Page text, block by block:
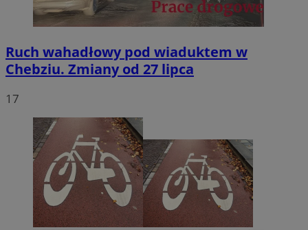
Ruch wahadłowy pod wiaduktem w
Chebziu. Zmiany od 27 lipca
17